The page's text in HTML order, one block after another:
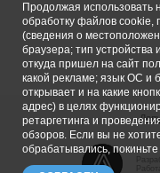
Продолжая использовать
обработку файлов cookie,
(сведения о
браузера; тип устройства
откуда пришел на сайт
какой рекламе; язык ОС и
открывает и на какие
адрес) в целях
ретаргетинга и
обзоров. Если вы не
обрабатывались, покиньте